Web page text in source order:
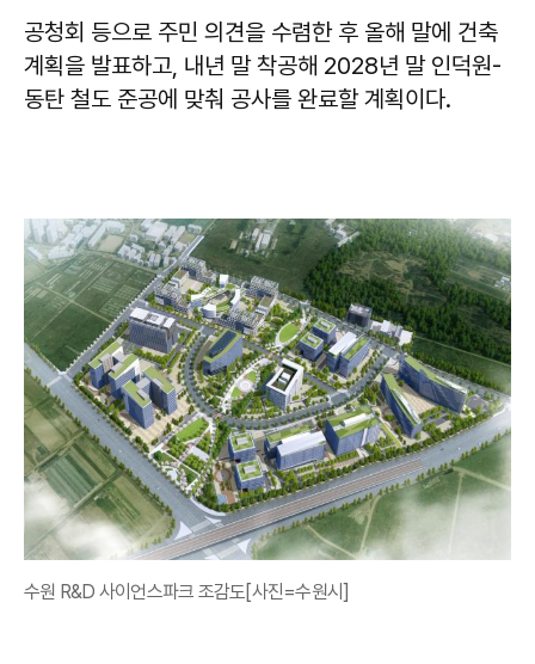
공청회 등으로 주민 의견을 수렴한 후 올해 말에 건축
계획을 발표하고, 내년 말 착공해 2028년 말 인덕원-
동탄 철도 준공에 맞춰 공사를 완료할 계획이다.
수원 R&D 사이언스파크 조감도[사진=수원시]